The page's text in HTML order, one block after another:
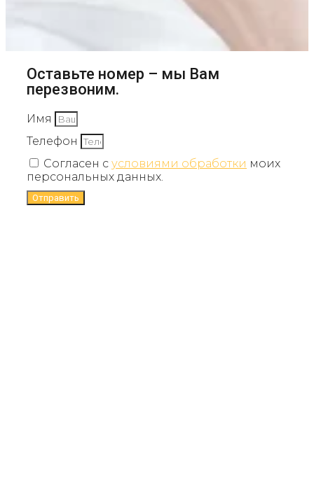
Оставьте номер – мы Вам
перезвоним.
Имя
Телефон
Согласен с условиями обработки моих
персональных данных.
Отправить